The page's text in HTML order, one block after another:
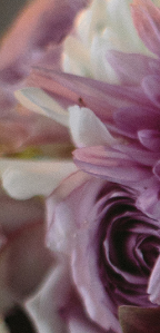
GALERIE
Array ( [0] =>
Array ( [0] =>